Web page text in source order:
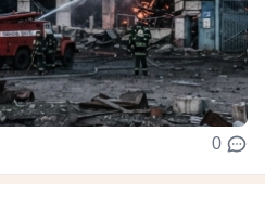
0